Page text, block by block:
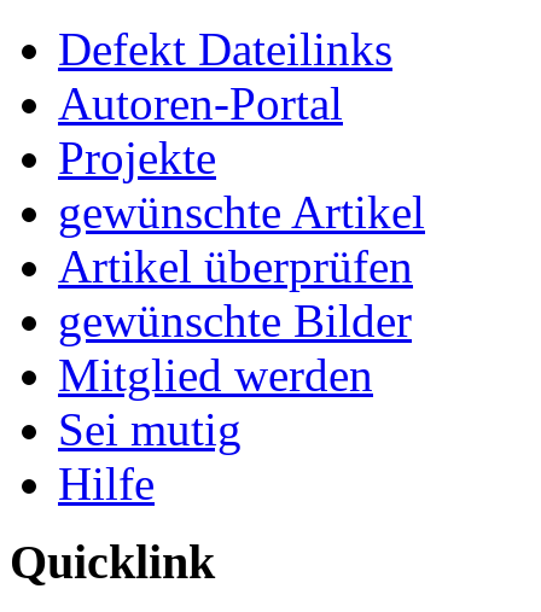
Defekt Dateilinks
Autoren-Portal
Projekte
gewünschte Artikel
Artikel überprüfen
gewünschte Bilder
Mitglied werden
Sei mutig
Hilfe
Quicklink